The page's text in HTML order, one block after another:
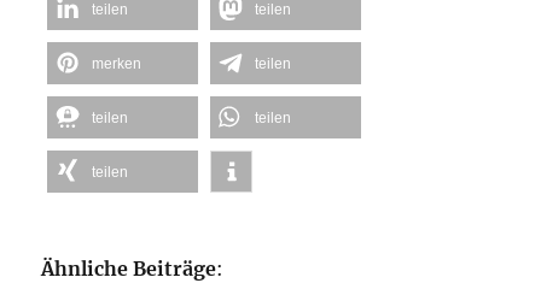
teilen teilen
merken teilen
teilen teilen
teilen
Ähnliche Beiträge: